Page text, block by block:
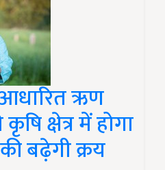
ऋण
क्षेत्र में होगा
बढ़ेगी क्रय